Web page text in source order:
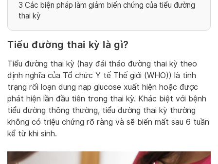
3 Các biện pháp làm giảm biến chứng của tiểu đường
thai kỳ
Tiểu đường thai kỳ là gì?
Tiểu đường thai kỳ (hay đái tháo đường thai kỳ theo
định nghĩa của Tổ chức Y tế Thế giới (WHO)) là tình
trạng rối loạn dung nạp glucose xuất hiện hoặc được
phát hiện lần đầu tiên trong thai kỳ. Khác biệt với bệnh
tiểu đường thông thường, tiểu đường thai kỳ thường
không có triệu chứng rõ ràng và sẽ biến mất sau 6 tuần
kể từ khi sinh.